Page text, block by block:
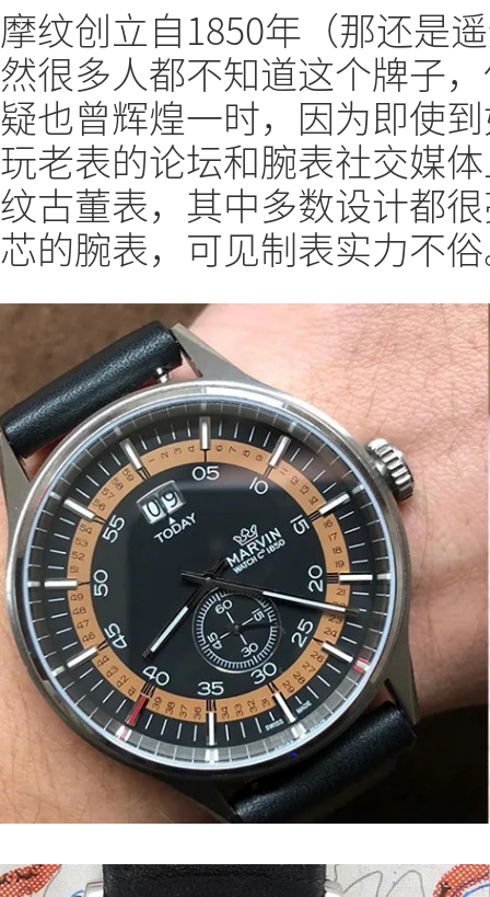
摩纹创立自1850年（那还是
然很多人都不知道这个牌子
疑也曾辉煌一时，因为即使
玩老表的论坛和腕表社交媒
纹古董表，其中多数设计都
芯的腕表，可见制表实力不